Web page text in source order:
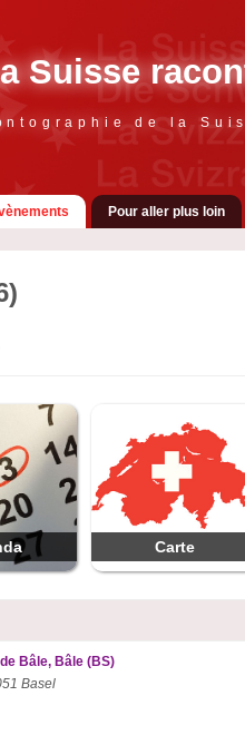
Suisse
de la
Pour aller plus loin
Carte
Bâle, Bâle (BS)
Basel